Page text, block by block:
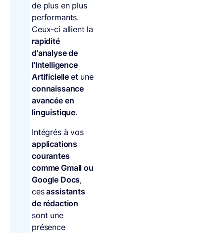
de plus en plus
performants.
Ceux-ci allient la
rapidité
d’analyse de
l’Intelligence
Artificielle et une
connaissance
avancée en
linguistique.
Intégrés à vos
applications
courantes
comme Gmail ou
Google Docs,
cesassistants
de rédaction
sont une
présence